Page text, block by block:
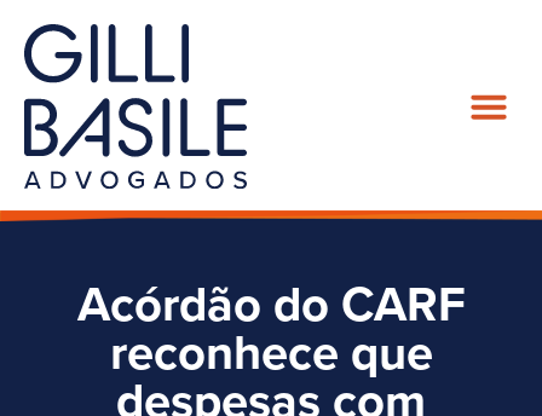
Acórdão do CARF
reconhece que
despesas com